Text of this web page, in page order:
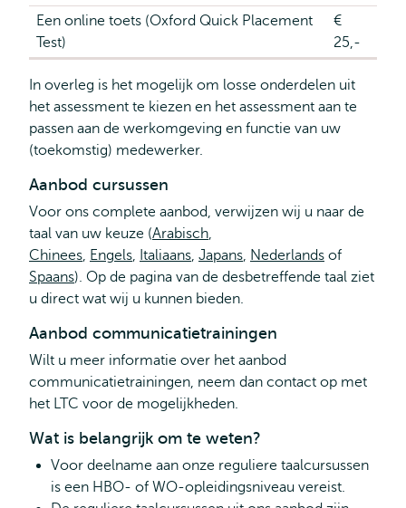
Een online toets (Oxford Quick Placement
Test)
€
25,-
In overleg is het mogelijk om losse onderdelen uit
het assessment te kiezen en het assessment aan te
passen aan de werkomgeving en functie van uw
(toekomstig) medewerker.
Aanbod cursussen
Voor ons complete aanbod, verwijzen wij u naar de
taal van uw keuze (Arabisch,
Chinees, Engels, Italiaans, Japans, Nederlands of
Spaans). Op de pagina van de desbetreffende taal ziet
u direct wat wij u kunnen bieden.
Aanbod communicatietrainingen
Wilt u meer informatie over het aanbod
communicatietrainingen, neem dan contact op met
het LTC voor de mogelijkheden.
Wat is belangrijk om te weten?
Voor deelname aan onze reguliere taalcursussen
is een HBO- of WO-opleidingsniveau vereist.